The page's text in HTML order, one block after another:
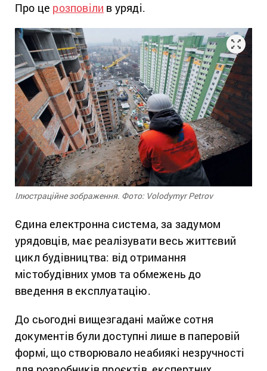
Про це розповіли в уряді.
Ілюстраційне зображення. Фото: Volodymyr Petrov
Єдина електронна система, за задумом
урядовців, має реалізувати весь життєвий
цикл будівництва: від отримання
містобудівних умов та обмежень до
введення в експлуатацію.
До сьогодні вищезгадані майже сотня
документів були доступні лише в паперовій
формі, що створювало неабиякі незручності